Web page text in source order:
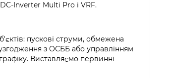
Inverter Multi Pro і VRF.
пускові струми, обмежена
з ОСББ або управлінням
Виставляємо первинні